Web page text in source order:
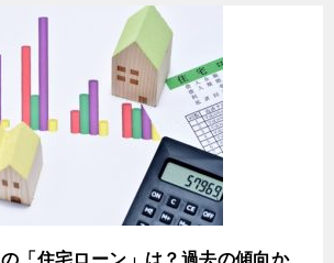
「住宅ローン」は？過去の傾向か